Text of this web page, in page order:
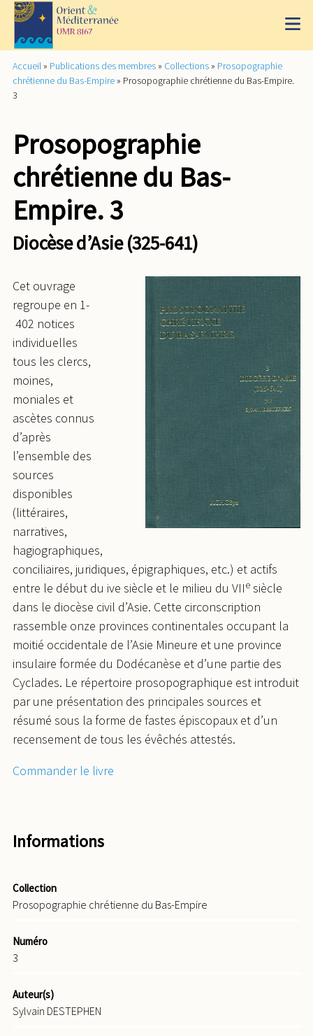
Accueil » Publications des membres » Collections » Prosopographie
chrétienne du Bas-Empire » Prosopographie chrétienne du Bas-Empire.
3
Prosopographie
chrétienne du Bas-
Empire. 3
Diocèse d’Asie (325-641)
Cet ouvrage
regroupe en 1­
402 notices
individuelles
tous les clercs,
moines,
moniales et
ascètes connus
d’après
l’ensemble des
sources
disponibles
(littéraires,
narratives,
hagiographiques,
conciliaires, juridiques, épigraphiques, etc.) et actifs
entre le début du ive siècle et le milieu du VIIe siècle
dans le diocèse civil d’Asie. Cette circonscription
rassemble onze provinces continentales occupant la
moitié occidentale de l’Asie Mineure et une province
insulaire formée du Dodécanèse et d’une partie des
Cyclades. Le répertoire prosopographique est introduit
par une présentation des principales sources et
résumé sous la forme de fastes épiscopaux et d’un
recensement de tous les évêchés attestés.
Commander le livre
Informations
Collection
Prosopographie chrétienne du Bas-Empire
Numéro
3
Auteur(s)
Sylvain DESTEPHEN